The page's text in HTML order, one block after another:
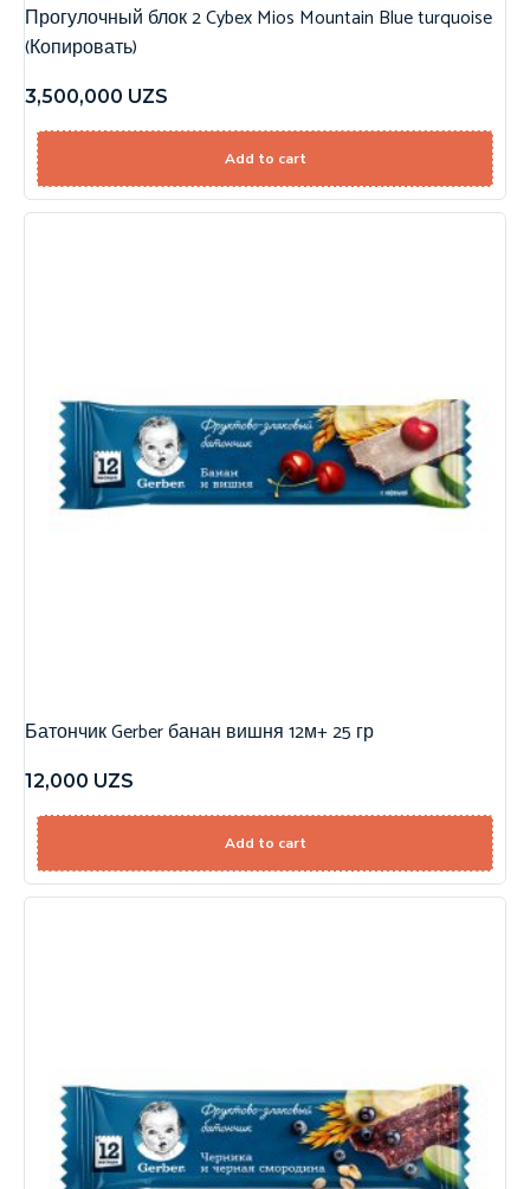
Прогулочный блок 2 Cybex Mios Mountain Blue turquoise
(Копировать)
3,500,000 UZS
Add to cart
Батончик Gerber банан вишня 12м+ 25 гр
12,000 UZS
Add to cart